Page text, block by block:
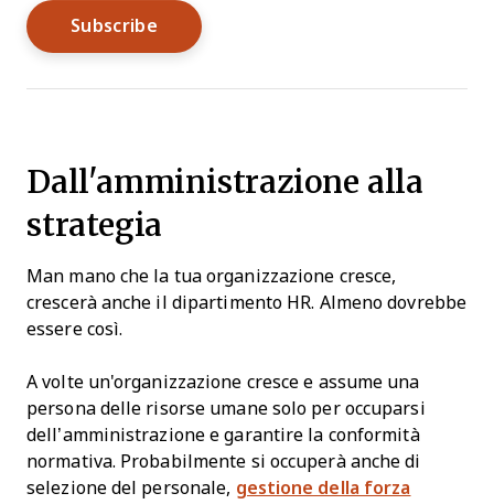
Dall'amministrazione alla
strategia
Man mano che la tua organizzazione cresce,
crescerà anche il dipartimento HR. Almeno dovrebbe
essere così.
A volte un'organizzazione cresce e assume una
persona delle risorse umane solo per occuparsi
dell’amministrazione e garantire la conformità
normativa. Probabilmente si occuperà anche di
selezione del personale, gestione della forza